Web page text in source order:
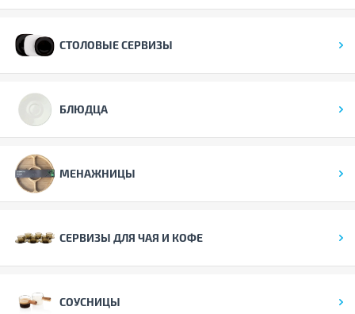
СТОЛОВЫЕ СЕРВИЗЫ
БЛЮДЦА
МЕНАЖНИЦЫ
СЕРВИЗЫ ДЛЯ ЧАЯ И КОФЕ
СОУСНИЦЫ